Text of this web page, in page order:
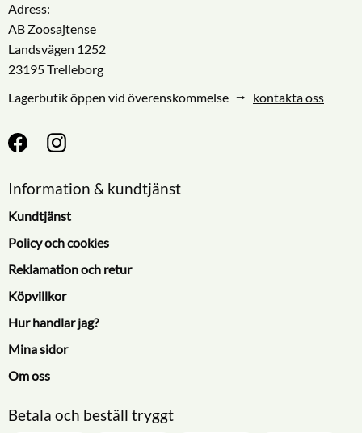
Adress:
AB Zoosajtense
Landsvägen 1252
23195 Trelleborg
Lagerbutik öppen vid överenskommelse ⭢ kontakta oss
Information & kundtjänst
Kundtjänst
Policy och cookies
Reklamation och retur
Köpvillkor
Hur handlar jag?
Mina sidor
Om oss
Betala och beställ tryggt